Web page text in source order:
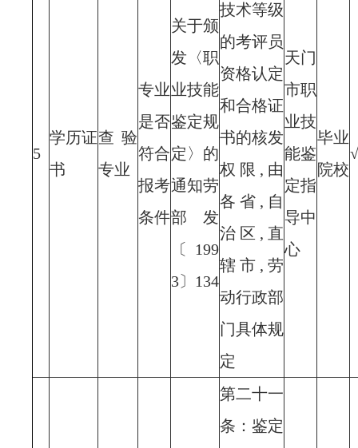
5
学历证
书
查验
专业
专业
是否
符合
报考
条件
关于颁
发〈职
业技能
鉴定规
定〉的
通知劳
部发
〔199
3〕134
技术等级
的考评员
资格认定
和合格证
书的核发
权限,由
各省,自
治区,直
辖市,劳
动行政部
门具体规
定
天门
市职
业技
能鉴
定指
导中
心
毕业
院校
√
第二十一
条：鉴定